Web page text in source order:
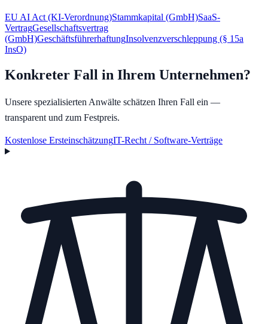
EU AI Act (KI-Verordnung)Stammkapital (GmbH)SaaS-
VertragGesellschaftsvertrag
(GmbH)GeschäftsführerhaftungInsolvenzverschleppung (§ 15a
InsO)
Konkreter Fall in Ihrem Unternehmen?
Unsere spezialisierten Anwälte schätzen Ihren Fall ein —
transparent und zum Festpreis.
Kostenlose ErsteinschätzungIT-Recht / Software-Verträge